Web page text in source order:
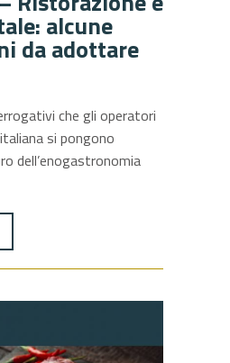
alcune
da adottare
che gli operatori
si pongono
dell’enogastronomia